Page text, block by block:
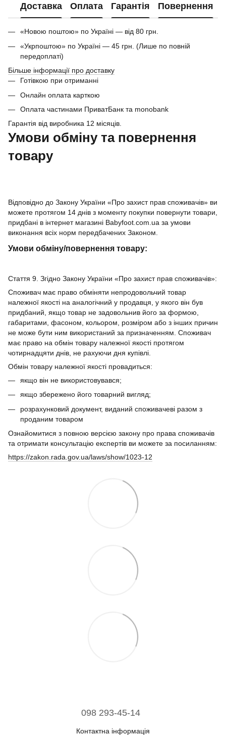
Доставка Оплата Гарантія Повернення
«Новою поштою» по Україні — від 80 грн.
«Укрпоштою» по Україні — 45 грн. (Лише по повній
передоплаті)
Більше інформації про доставку
Готівкою при отриманні
Онлайн оплата карткою
Оплата частинами ПриватБанк та monobank
Гарантія від виробника 12 місяців.
Умови обміну та повернення
товару
Відповідно до Закону України «Про захист прав споживачів» ви
можете протягом 14 днів з моменту покупки повернути товари,
придбані в інтернет магазині Babyfoot.com.ua за умови
виконання всіх норм передбачених Законом.
Умови обміну/повернення товару:
Стаття 9. Згідно Закону України «Про захист прав споживачів»:
Споживач має право обміняти непродовольчий товар
належної якості на аналогічний у продавця, у якого він був
придбаний, якщо товар не задовольнив його за формою,
габаритами, фасоном, кольором, розміром або з інших причин
не може бути ним використаний за призначенням. Споживач
має право на обмін товару належної якості протягом
чотирнадцяти днів, не рахуючи дня купівлі.
Обмін товару належної якості провадиться:
якщо він не використовувався;
якщо збережено його товарний вигляд;
розрахунковий документ, виданий споживачеві разом з
проданим товаром
Ознайомитися з повною версією закону про права споживачів
та отримати консультацію експертів ви можете за посиланням:
https://zakon.rada.gov.ua/laws/show/1023-12
098 293-45-14
Контактна інформація